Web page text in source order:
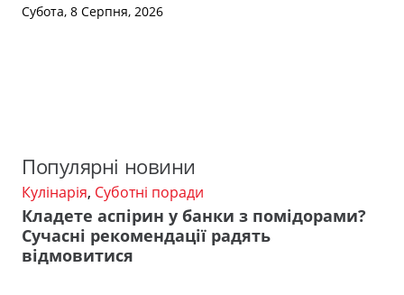
Субота, 8 Серпня, 2026
Популярні новини
Кулінарія, Суботні поради
Кладете аспірин у банки з помідорами?
Сучасні рекомендації радять
відмовитися